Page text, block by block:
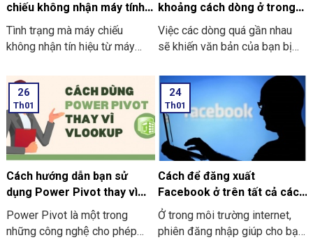
chiếu không nhận máy tính
hiệu quả tại nhà
Tình trạng mà máy chiếu
không nhận tín hiệu từ máy
gián đoạn cho các buổi thuyết
trình. Thông thường lỗi này
thường xuất hiện dưới thông
báo No Signal hoặc là No
Input trên màn chiếu.
khoảng cách dòng ở trong
Word cực đơn giản
Việc các dòng quá gần nhau
sẽ khiến văn bản của bạn bị
khó nhìn được chữ. Đừng lo
lắng quá nhé, bài viết sẽ
hướng dẫn cho bạn biết cách
giãn dòng, chỉnh khoảng cách
dòng ở trong Word trên máy
tính, laptop cực là đơn giản.
26
Th01
Cách hướng dẫn bạn sử
dụng Power Pivot thay vì
hàm VLOOKUP
Power Pivot là một trong
những công nghệ cho phép
24
Th01
Cách để đăng xuất
Facebook ở trên tất cả các
thiết bị nhanh nhất 2026
Ở trong môi trường internet,
phiên đăng nhập giúp cho bạn